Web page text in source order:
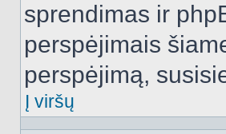
sprendimas ir
perspėjimais
perspėjimą,
Į viršų